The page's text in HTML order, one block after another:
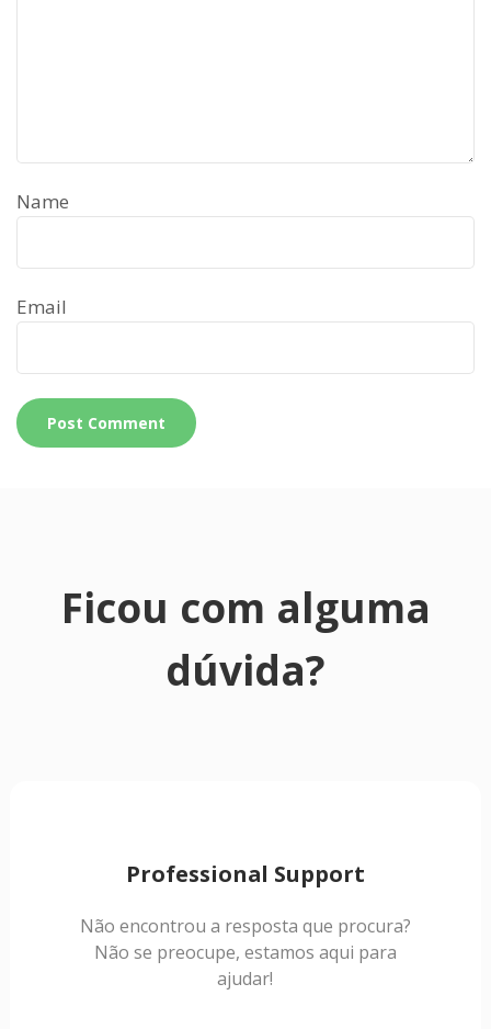
Name
Email
Ficou com alguma
dúvida?
Professional Support
Não encontrou a resposta que procura?
Não se preocupe, estamos aqui para
ajudar!